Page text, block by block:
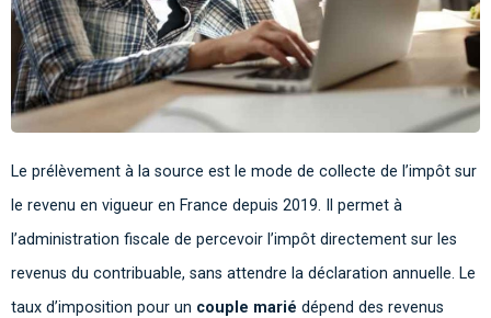
Le prélèvement à la source est le mode de collecte de l’impôt sur
le revenu en vigueur en France depuis 2019. Il permet à
l’administration fiscale de percevoir l’impôt directement sur les
revenus du contribuable, sans attendre la déclaration annuelle. Le
taux d’imposition pour un couple marié dépend des revenus